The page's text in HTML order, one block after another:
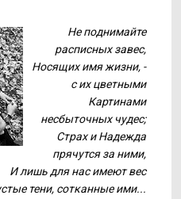
Не поднимайте
расписных завес,
Носящих имя жизни, -
с их цветными
Картинами
несбыточных чудес;
Страх и Надежда
прячутся за ними,
И лишь для нас имеют вес
тени, сотканные ими...